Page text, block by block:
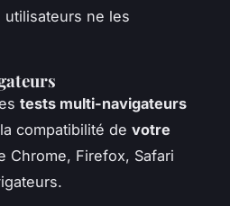
utilisateurs ne les
tests multi-navigateurs
compatibilité de votre
Chrome, Firefox, Safari